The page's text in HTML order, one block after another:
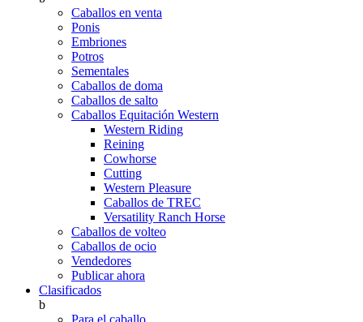
Caballos en venta
Ponis
Embriones
Potros
Sementales
Caballos de doma
Caballos de salto
Caballos Equitación Western
Western Riding
Reining
Cowhorse
Cutting
Western Pleasure
Caballos de TREC
Versatility Ranch Horse
Caballos de volteo
Caballos de ocio
Vendedores
Publicar ahora
Clasificados
b
Para el caballo